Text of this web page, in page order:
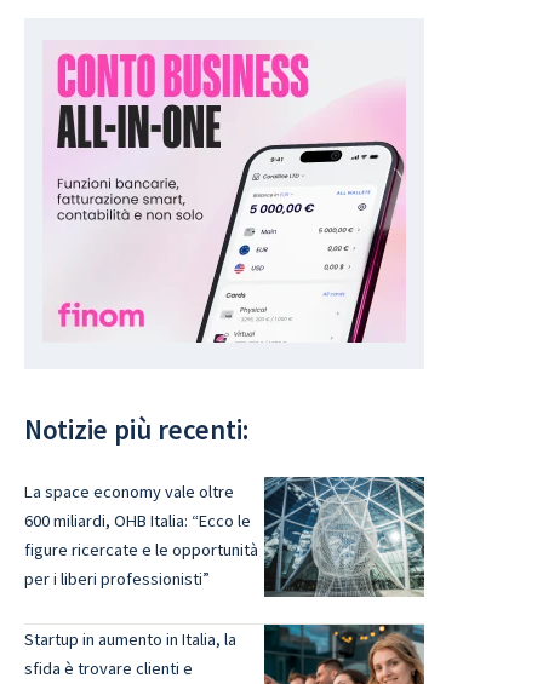
Notizie più recenti:
La space economy vale oltre
600 miliardi, OHB Italia: “Ecco le
figure ricercate e le opportunità
per i liberi professionisti”
Startup in aumento in Italia, la
sfida è trovare clienti e